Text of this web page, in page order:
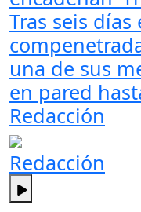
Tras seis días
una de sus
en pared
Redacción
Redacción